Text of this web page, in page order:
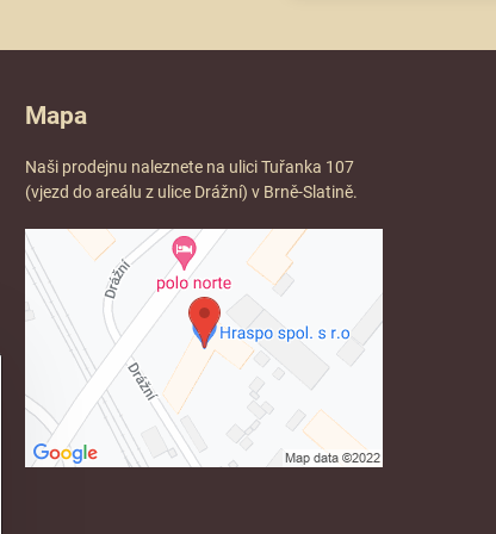
Mapa
Naši prodejnu naleznete na ulici Tuřanka 107
(vjezd do areálu z ulice Drážní) v Brně-Slatině.